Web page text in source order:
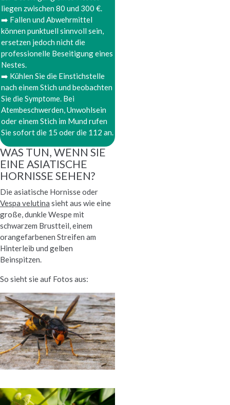
liegen zwischen 80 und 300 €.
➡️ Fallen und Abwehrmittel
können punktuell sinnvoll sein,
ersetzen jedoch nicht die
professionelle Beseitigung eines
Nestes.
➡️ Kühlen Sie die Einstichstelle
nach einem Stich und beobachten
Sie die Symptome. Bei
Atembeschwerden, Unwohlsein
oder einem Stich im Mund rufen
Sie sofort die 15 oder die 112 an.
WAS TUN, WENN SIE
EINE ASIATISCHE
HORNISSE SEHEN?
Die asiatische Hornisse oder
Vespa velutina sieht aus wie eine
große, dunkle Wespe mit
schwarzem Brustteil, einem
orangefarbenen Streifen am
Hinterleib und gelben
Beinspitzen.
So sieht sie auf Fotos aus: